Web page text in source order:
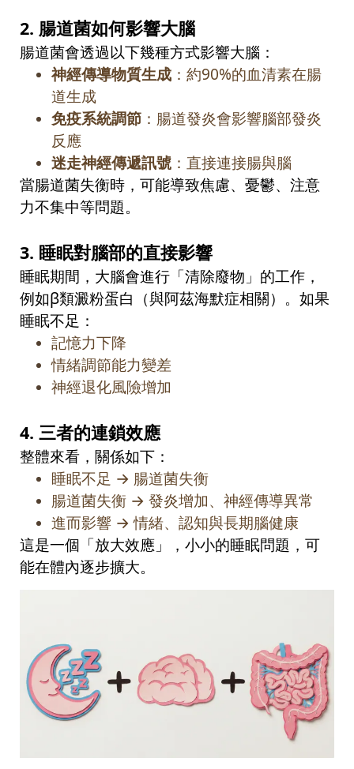
2. 腸道菌如何影響大腦
腸道菌會透過以下幾種方式影響大腦：
神經傳導物質生成 ：約90%的血清素在腸
道生成
免疫系統調節 ：腸道發炎會影響腦部發炎
反應
迷走神經傳遞訊號 ：直接連接腸與腦
當腸道菌失衡時，可能導致焦慮、憂鬱、注意
力不集中等問題。
3. 睡眠對腦部的直接影響
睡眠期間，大腦會進行「清除廢物」的工作，
例如β類澱粉蛋白（與阿茲海默症相關）。如果
睡眠不足：
記憶力下降
情緒調節能力變差
神經退化風險增加
4. 三者的連鎖效應
整體來看，關係如下：
睡眠不足 → 腸道菌失衡
腸道菌失衡 → 發炎增加、神經傳導異常
進而影響 → 情緒、認知與長期腦健康
這是一個「放大效應」，小小的睡眠問題，可
能在體內逐步擴大。